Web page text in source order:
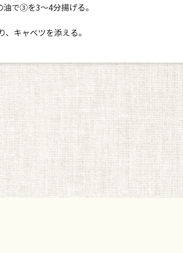
で③を3～4分揚げる。
、キャベツを添える。